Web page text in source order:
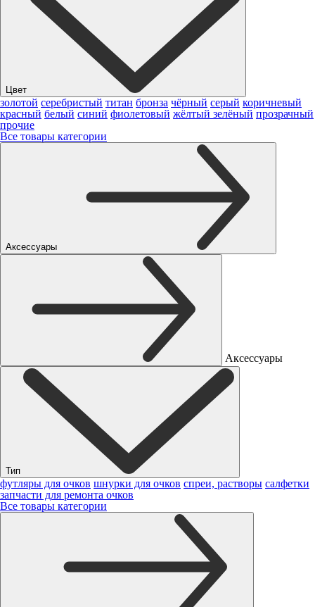
Цвет
золотой серебристый титан бронза чёрный серый коричневый
красный белый синий фиолетовый жёлтый зелёный прозрачный
прочие
Все товары категории
Аксессуары
Аксессуары
Тип
футляры для очков шнурки для очков спреи, растворы салфетки
запчасти для ремонта очков
Все товары категории